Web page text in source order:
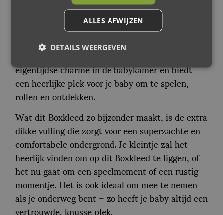
Creëer een warme en stijlvolle speelplek voor je
kleintje met het Boxkleed Cozy uit de Cozy
collectie van Baby’s Only. Dit
schattige Boxkleed van 75×95 cm brengt een
eigentijdse charme in de babykamer en biedt
een heerlijke plek voor je baby om te spelen,
rollen en ontdekken.
Wat dit Boxkleed zo bijzonder maakt, is de extra
dikke vulling die zorgt voor een superzachte en
comfortabele ondergrond. Je kleintje zal het
heerlijk vinden om op dit Boxkleed te liggen, of
het nu gaat om een speelmoment of een rustig
momentje. Het is ook ideaal om mee te nemen
als je onderweg bent – zo heeft je baby altijd een
ALLES AFWIJZEN
DETAILS WEERGEVEN